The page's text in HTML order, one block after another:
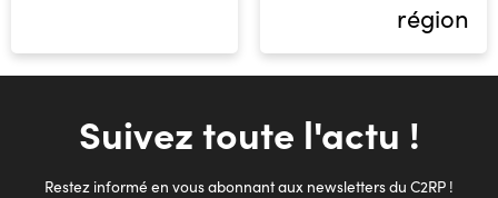
région
Suivez toute l'actu !
Restez informé en vous abonnant aux newsletters du C2RP !